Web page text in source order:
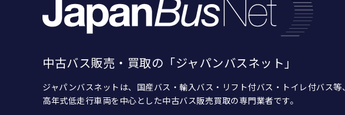
中古バス販売・買取の「ジャパンバスネット」
ジャパンバスネットは、国産バス・輸入バス・リフト付バス・トイレ付バス等、
高年式低走行車両を中心とした中古バス販売買取の専門業者です。